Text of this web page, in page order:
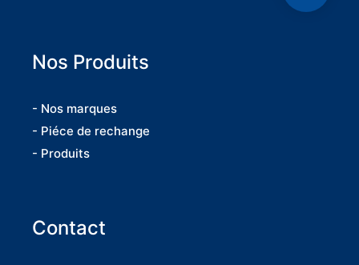
Nos Produits
- Nos marques
- Piéce de rechange
- Produits
Contact